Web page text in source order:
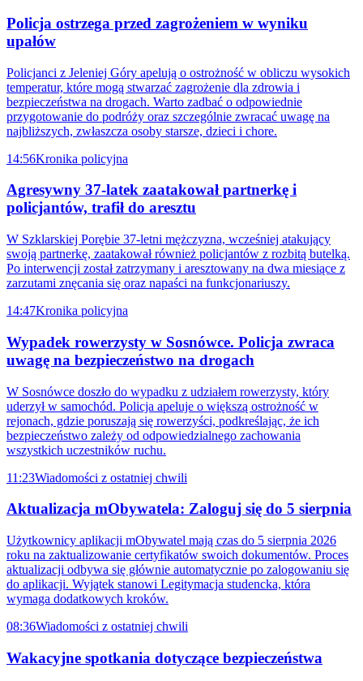
Policja ostrzega przed zagrożeniem w wyniku
upałów
Policjanci z Jeleniej Góry apelują o ostrożność w obliczu wysokich
temperatur, które mogą stwarzać zagrożenie dla zdrowia i
bezpieczeństwa na drogach. Warto zadbać o odpowiednie
przygotowanie do podróży oraz szczególnie zwracać uwagę na
najbliższych, zwłaszcza osoby starsze, dzieci i chore.
14:56Kronika policyjna
Agresywny 37-latek zaatakował partnerkę i
policjantów, trafił do aresztu
W Szklarskiej Porębie 37-letni mężczyzna, wcześniej atakujący
swoją partnerkę, zaatakował również policjantów z rozbitą butelką.
Po interwencji został zatrzymany i aresztowany na dwa miesiące z
zarzutami znęcania się oraz napaści na funkcjonariuszy.
14:47Kronika policyjna
Wypadek rowerzysty w Sosnówce. Policja zwraca
uwagę na bezpieczeństwo na drogach
W Sosnówce doszło do wypadku z udziałem rowerzysty, który
uderzył w samochód. Policja apeluje o większą ostrożność w
rejonach, gdzie poruszają się rowerzyści, podkreślając, że ich
bezpieczeństwo zależy od odpowiedzialnego zachowania
wszystkich uczestników ruchu.
11:23Wiadomości z ostatniej chwili
Aktualizacja mObywatela: Zaloguj się do 5 sierpnia
Użytkownicy aplikacji mObywatel mają czas do 5 sierpnia 2026
roku na zaktualizowanie certyfikatów swoich dokumentów. Proces
aktualizacji odbywa się głównie automatycznie po zalogowaniu się
do aplikacji. Wyjątek stanowi Legitymacja studencka, która
wymaga dodatkowych kroków.
08:36Wiadomości z ostatniej chwili
Wakacyjne spotkania dotyczące bezpieczeństwa